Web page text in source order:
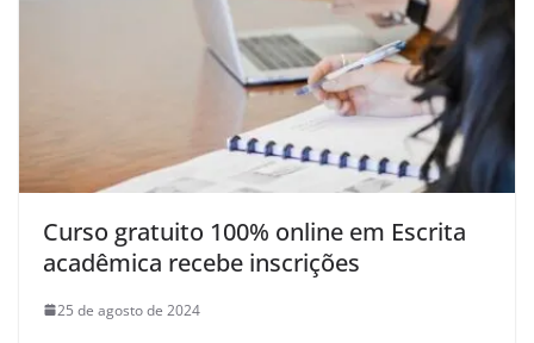
Curso gratuito 100% online em Escrita
acadêmica recebe inscrições
25 de agosto de 2024